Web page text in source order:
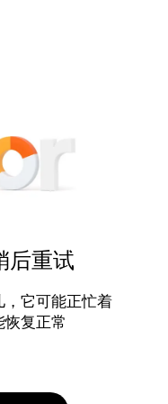
后重试
它可能正忙着
恢复正常